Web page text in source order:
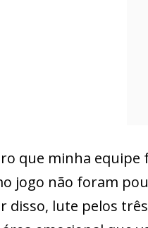
que minha equipe
jogo não foram
disso, lute pelos